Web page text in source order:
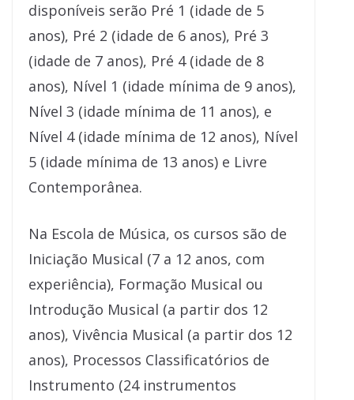
disponíveis serão Pré 1 (idade de 5
anos), Pré 2 (idade de 6 anos), Pré 3
(idade de 7 anos), Pré 4 (idade de 8
anos), Nível 1 (idade mínima de 9 anos),
Nível 3 (idade mínima de 11 anos), e
Nível 4 (idade mínima de 12 anos), Nível
5 (idade mínima de 13 anos) e Livre
Contemporânea.
Na Escola de Música, os cursos são de
Iniciação Musical (7 a 12 anos, com
experiência), Formação Musical ou
Introdução Musical (a partir dos 12
anos), Vivência Musical (a partir dos 12
anos), Processos Classificatórios de
Instrumento (24 instrumentos